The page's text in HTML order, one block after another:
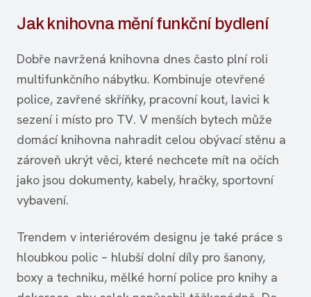
Jak knihovna mění funkční bydlení
Dobře navržená knihovna dnes často plní roli
multifunkčního nábytku. Kombinuje otevřené
police, zavřené skříňky, pracovní kout, lavici k
sezení i místo pro TV. V menších bytech může
domácí knihovna nahradit celou obývací stěnu a
zároveň ukrýt věci, které nechcete mít na očích
jako jsou dokumenty, kabely, hračky, sportovní
vybavení.
Trendem v interiérovém designu je také práce s
hloubkou polic – hlubší dolní díly pro šanony,
boxy a techniku, mělké horní police pro knihy a